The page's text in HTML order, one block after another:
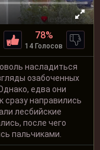
78%
14 Голосов
насладиться
озабоченных
едва они
сразу направились
лесбийские
после чего
пальчиками.